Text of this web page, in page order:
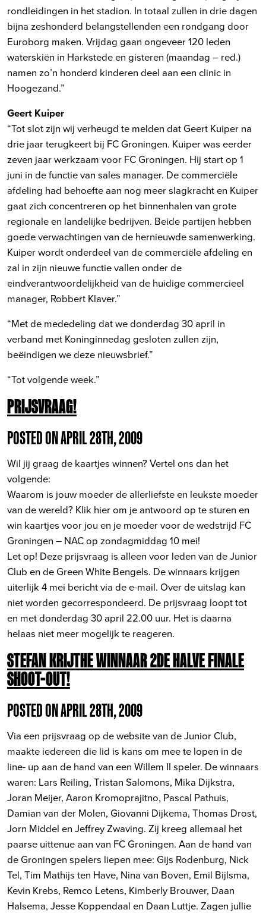
rondleidingen in het stadion. In totaal zullen in drie dagen
bijna zeshonderd belangstellenden een rondgang door
Euroborg maken. Vrijdag gaan ongeveer 120 leden
waterskiën in Harkstede en gisteren (maandag – red.)
namen zo’n honderd kinderen deel aan een clinic in
Hoogezand.”
Geert Kuiper
“Tot slot zijn wij verheugd te melden dat Geert Kuiper na
drie jaar terugkeert bij FC Groningen. Kuiper was eerder
zeven jaar werkzaam voor FC Groningen. Hij start op 1
juni in de functie van sales manager. De commerciële
afdeling had behoefte aan nog meer slagkracht en Kuiper
gaat zich concentreren op het binnenhalen van grote
regionale en landelijke bedrijven. Beide partijen hebben
goede verwachtingen van de hernieuwde samenwerking.
Kuiper wordt onderdeel van de commerciële afdeling en
zal in zijn nieuwe functie vallen onder de
eindverantwoordelijkheid van de huidige commercieel
manager, Robbert Klaver.”
“Met de mededeling dat we donderdag 30 april in
verband met Koninginnedag gesloten zullen zijn,
beëindigen we deze nieuwsbrief.”
“Tot volgende week.”
PRIJSVRAAG!
POSTED ON APRIL 28TH, 2009
Wil jij graag de kaartjes winnen? Vertel ons dan het
volgende:
Waarom is jouw moeder de allerliefste en leukste moeder
van de wereld? Klik hier om je antwoord op te sturen en
win kaartjes voor jou en je moeder voor de wedstrijd FC
Groningen – NAC op zondagmiddag 10 mei!
Let op! Deze prijsvraag is alleen voor leden van de Junior
Club en de Green White Bengels. De winnaars krijgen
uiterlijk 4 mei bericht via de e-mail. Over de uitslag kan
niet worden gecorrespondeerd. De prijsvraag loopt tot
en met donderdag 30 april 22.00 uur. Het is daarna
helaas niet meer mogelijk te reageren.
STEFAN KRIJTHE WINNAAR 2DE HALVE FINALE
SHOOT-OUT!
POSTED ON APRIL 28TH, 2009
Via een prijsvraag op de website van de Junior Club,
maakte iedereen die lid is kans om mee te lopen in de
line- up aan de hand van een Willem II speler. De winnaars
waren: Lars Reiling, Tristan Salomons, Mika Dijkstra,
Joran Meijer, Aaron Kromoprajitno, Pascal Pathuis,
Damian van der Molen, Giovanni Dijkema, Thomas Drost,
Jorn Middel en Jeffrey Zwaving. Zij kreeg allemaal het
paarse uittenue aan van FC Groningen. Aan de hand van
de Groningen spelers liepen mee: Gijs Rodenburg, Nick
Tel, Tim Mathijs ten Have, Nina van Boven, Emil Bijlsma,
Kevin Krebs, Remco Letens, Kimberly Brouwer, Daan
Halsema, Jesse Koppendaal en Daan Luttje. Zagen jullie